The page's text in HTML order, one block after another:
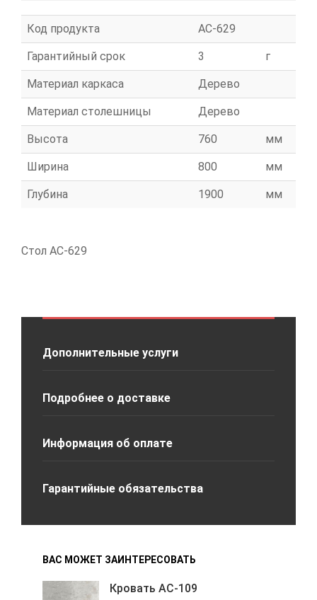
Код продукта АС-629
Гарантийный срок 3 г
Материал каркаса Дерево
Материал столешницы Дерево
Высота 760 мм
Ширина 800 мм
Глубина 1900 мм
Стол АС-629
Дополнительные услуги
Подробнее о доставке
Информация об оплате
Гарантийные обязательства
ВАС МОЖЕТ ЗАИНТЕРЕСОВАТЬ
Кровать АС-109